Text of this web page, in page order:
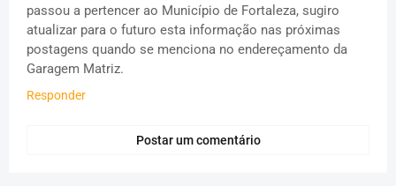
passou a pertencer ao Município de Fortaleza, sugiro
atualizar para o futuro esta informação nas próximas
postagens quando se menciona no endereçamento da
Garagem Matriz.
Responder
Postar um comentário